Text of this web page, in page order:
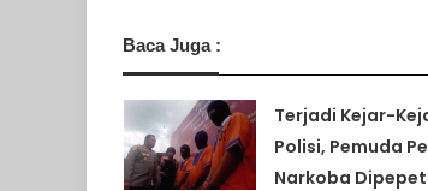
Baca Juga :
Terjadi Kejar-
Polisi, Pemuda
Narkoba